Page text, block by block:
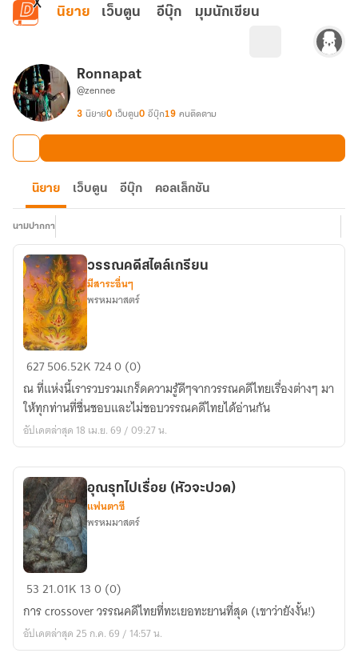
ข้ามไปยังเนื้อหาหลัก
นิยาย เว็บตูน อีบุ๊ก มุมนักเขียน
Ronnapat
@zennee
3 นิยาย0 เว็บตูน0 อีบุ๊ก19 คนติดตาม
นิยาย เว็บตูน อีบุ๊ก คอลเล็กชัน
นามปากกา
วรรณคดี
สไตล์
เกรียน
วรรณคดีสไตล์เกรียน
มีสาระอื่นๆ
พรหมมาสตร์
627506.52K7240 (0)
ณ ที่แห่งนี้เรารวบรวมเกร็ดความรู้ดีๆจากวรรณคดีไทยเรื่องต่างๆ มา
ให้ทุกท่านที่ชื่นชอบและไม่ชอบวรรณคดีไทยได้อ่านกัน
อัปเดตล่าสุด 18 เม.ย. 69 / 09:27 น.
อุ
รุ
ท
อุณรุทไปเรื่อย (หัวจะปวด)
แฟนตาซี
พรหมมาสตร์
5321.01K 130 (0)
การ crossover วรรณคดีไทยที่ทะเยอทะยานที่สุด (เขาว่ายังงั้น!)
อัปเดตล่าสุด 25 ก.ค. 69 / 14:57 น.